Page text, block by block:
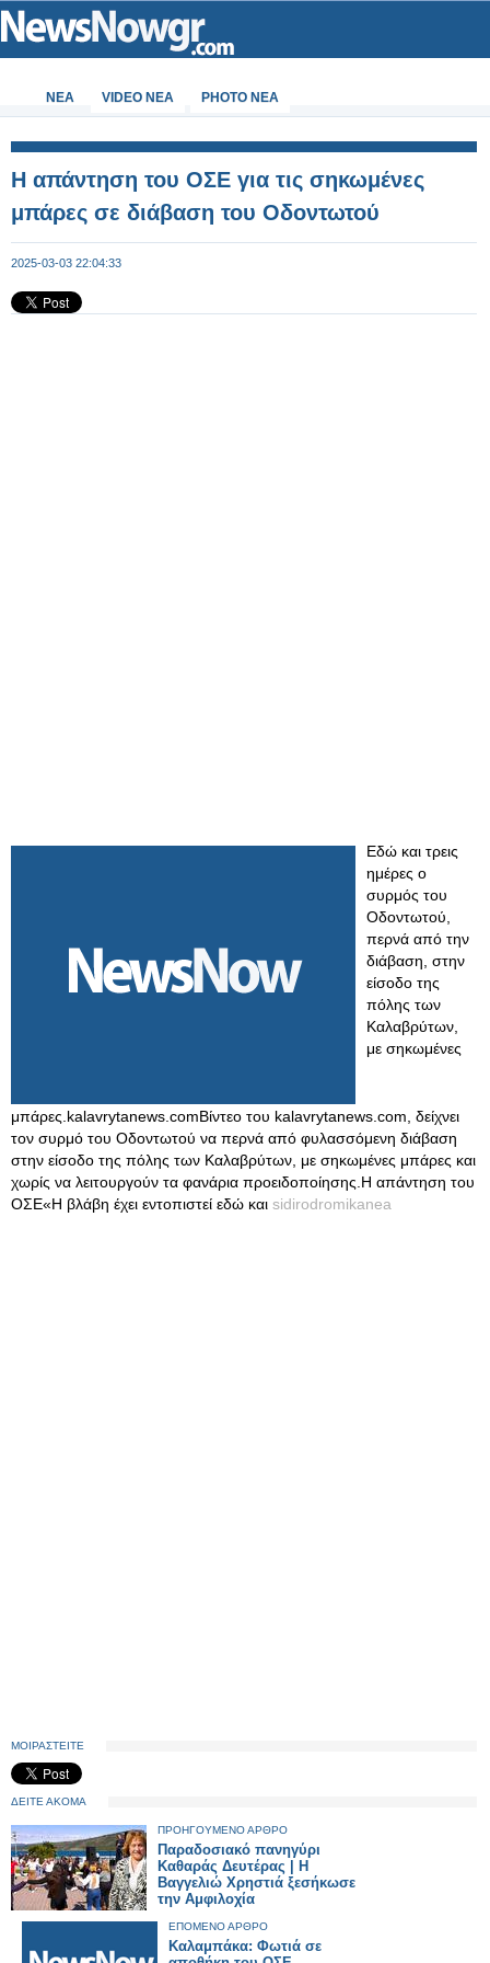
ΝΕΑ VIDEO NEA PHOTO NEA
Η απάντηση του ΟΣΕ για τις σηκωμένες
μπάρες σε διάβαση του Οδοντωτού
2025-03-03 22:04:33
Εδώ και τρεις
ημέρες ο
συρμός του
Οδοντωτού,
περνά από την
διάβαση, στην
είσοδο της
πόλης των
Καλαβρύτων,
με σηκωμένες
μπάρες.kalavrytanews.comΒίντεο του kalavrytanews.com, δείχνει
τον συρμό του Οδοντωτού να περνά από φυλασσόμενη διάβαση
στην είσοδο της πόλης των Καλαβρύτων, με σηκωμένες μπάρες και
χωρίς να λειτουργούν τα φανάρια προειδοποίησης.Η απάντηση του
ΟΣΕ«Η βλάβη έχει εντοπιστεί εδώ και sidirodromikanea
ΜΟΙΡΑΣΤΕΙΤΕ
ΔΕΙΤΕ ΑΚΟΜΑ
ΠΡΟΗΓΟΥΜΕΝΟ ΑΡΘΡΟ
Παραδοσιακό πανηγύρι
Καθαράς Δευτέρας | Η
Βαγγελιώ Χρηστιά ξεσήκωσε
την Αμφιλοχία
ΕΠΟΜΕΝΟ ΑΡΘΡΟ
Καλαμπάκα: Φωτιά σε